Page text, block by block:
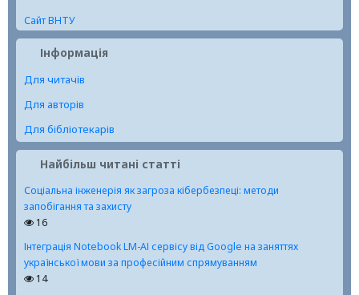
Сайт ВНТУ
Інформація
Для читачів
Для авторів
Для бібліотекарів
Найбільш читані статті
Соціальна інженерія як загроза кібербезпеці: методи
запобігання та захисту
16
Інтеграція Notebook LM-АІ сервісу від Google на заняттях
української мови за професійним спрямуванням
14